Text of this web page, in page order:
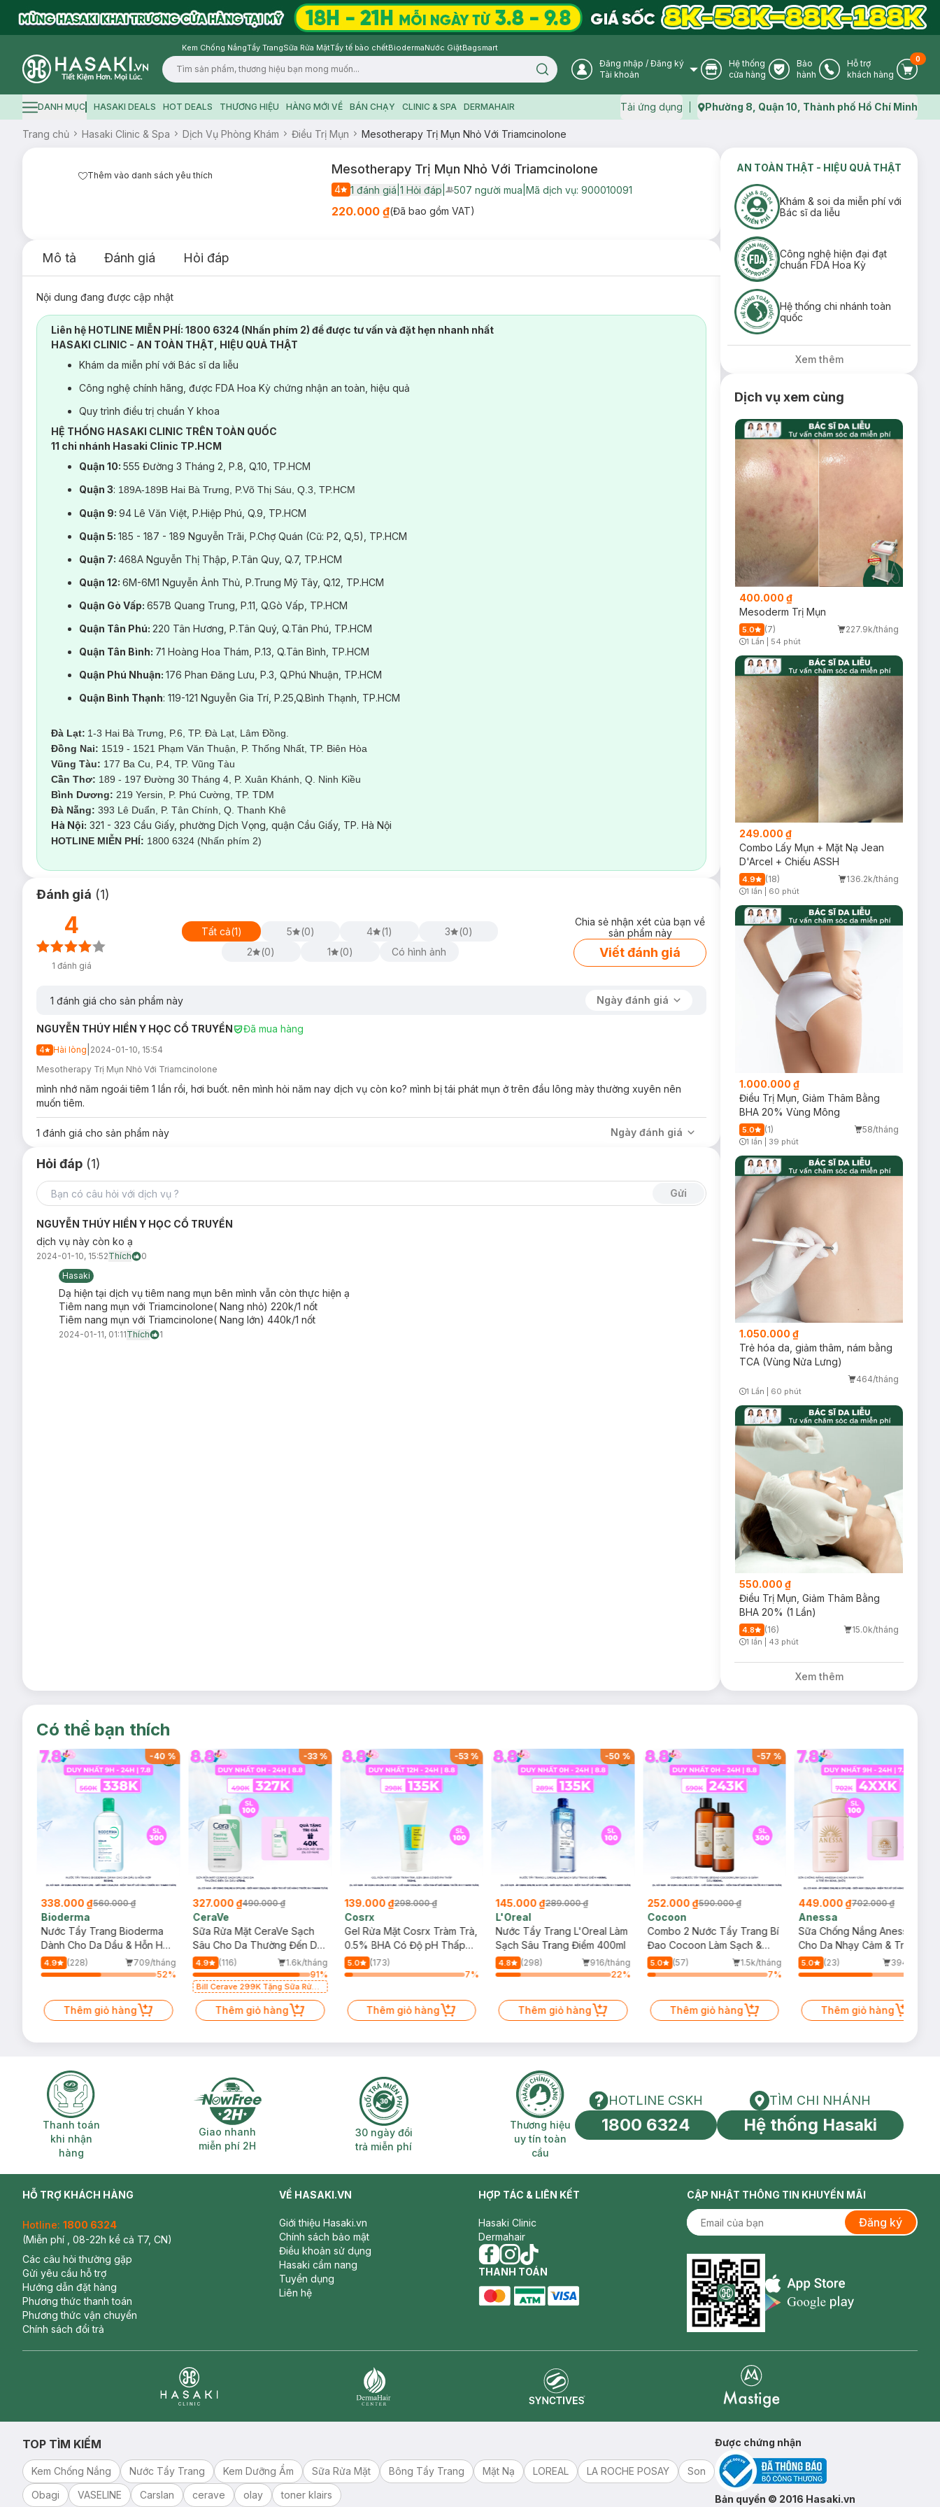
Kem Chống NắngTẩy TrangSữa Rửa MặtTẩy tế bào chếtBiodermaNước GiặtBagsmart
Logo
Search icon User Icon
Đăng nhập / Đăng ký
Tài khoản
Store Icon
Hệ thống
cửa hàng
Warranty Icon
Bảo
hành
Phone Icon
Hỗ trợ
khách hàng
Cart
0
Hamburger icon
DANH MỤC HASAKI DEALS HOT DEALS THƯƠNG HIỆU HÀNG MỚI VỀ BÁN CHẠY CLINIC & SPA DERMAHAIR Tải ứng dụng Map icon
Phường 8, Quận 10, Thành phố Hồ Chí Minh
Trang chủ Hasaki Clinic & Spa Dịch Vụ Phòng Khám Điều Trị Mụn Mesotherapy Trị Mụn Nhỏ Với Triamcinolone
Thêm vào danh sách yêu thích Mesotherapy Trị Mụn Nhỏ Với Triamcinolone
4 1 đánh giá 1 Hỏi đáp User Product Icon
507 người mua Mã dịch vụ: 900010091
220.000 ₫(Đã bao gồm VAT)
Mô tả Đánh giá Hỏi đáp
Nội dung đang được cập nhật
Liên hệ HOTLINE MIỄN PHÍ: 1800 6324 (Nhấn phím 2) để được tư vấn và đặt hẹn nhanh nhất
HASAKI CLINIC - AN TOÀN THẬT, HIỆU QUẢ THẬT
Khám da miễn phí với Bác sĩ da liễu
Công nghệ chính hãng, được FDA Hoa Kỳ chứng nhận an toàn, hiệu quả
Quy trình điều trị chuẩn Y khoa
HỆ THỐNG HASAKI CLINIC TRÊN TOÀN QUỐC
11 chi nhánh Hasaki Clinic TP.HCM
Quận 10: 555 Đường 3 Tháng 2, P.8, Q.10, TP.HCM
Quận 3: 189A-189B Hai Bà Trưng, P.Võ Thị Sáu, Q.3, TP.HCM
Quận 9: 94 Lê Văn Việt, P.Hiệp Phú, Q.9, TP.HCM
Quận 5: 185 - 187 - 189 Nguyễn Trãi, P.Chợ Quán (Cũ: P2, Q,5), TP.HCM
Quận 7: 468A Nguyễn Thị Thập, P.Tân Quy, Q.7, TP.HCM
Quận 12: 6M-6M1 Nguyễn Ảnh Thủ, P.Trung Mỹ Tây, Q.12, TP.HCM
Quận Gò Vấp: 657B Quang Trung, P.11, Q.Gò Vấp, TP.HCM
Quận Tân Phú: 220 Tân Hương, P.Tân Quý, Q.Tân Phú, TP.HCM
Quận Tân Bình: 71 Hoàng Hoa Thám, P.13, Q.Tân Bình, TP.HCM
Quận Phú Nhuận: 176 Phan Đăng Lưu, P.3, Q.Phú Nhuận, TP.HCM
Quận Bình Thạnh: 119-121 Nguyễn Gia Trí, P.25,Q.Bình Thạnh, TP.HCM
Đà Lạt: 1-3 Hai Bà Trưng, P.6, TP. Đà Lạt, Lâm Đồng.
Đồng Nai: 1519 - 1521 Phạm Văn Thuận, P. Thống Nhất, TP. Biên Hòa
Vũng Tàu: 177 Ba Cu, P.4, TP. Vũng Tàu
Cần Thơ: 189 - 197 Đường 30 Tháng 4, P. Xuân Khánh, Q. Ninh Kiều
Bình Dương: 219 Yersin, P. Phú Cường, TP. TDM
Đà Nẵng: 393 Lê Duẩn, P. Tân Chính, Q. Thanh Khê
Hà Nội: 321 - 323 Cầu Giấy, phường Dịch Vọng, quận Cầu Giấy, TP. Hà Nội
HOTLINE MIỄN PHÍ: 1800 6324 (Nhấn phím 2)
Đánh giá (1)
4
1 đánh giá
Tất cả(1) 5 (0) 4 (1) 3 (0)
2
(0) 1 (0) Có hình ảnh
Chia sẻ nhận xét của bạn về
sản phẩm này
Viết đánh giá
1 đánh giá cho sản phẩm này Ngày đánh giá
NGUYỄN THÚY HIỀN Y HỌC CỔ TRUYỀN Đã mua hàng
4 Hài lòng 2024-01-10, 15:54
Mesotherapy Trị Mụn Nhỏ Với Triamcinolone
mình nhớ năm ngoái tiêm 1 lần rồi, hơi buốt. nên mình hỏi năm nay dịch vụ còn ko? mình bị tái phát mụn ở trên đầu lông mày thường xuyên nên
muốn tiêm.
1 đánh giá cho sản phẩm này Ngày đánh giá
Hỏi đáp (1)
Gửi
NGUYỄN THÚY HIỀN Y HỌC CỔ TRUYỀN
dịch vụ này còn ko ạ
2024-01-10, 15:52Thích
0
Hasaki
Dạ hiện tại dịch vụ tiêm nang mụn bên mình vẫn còn thực hiện ạ
Tiêm nang mụn với Triamcinolone( Nang nhỏ) 220k/1 nốt
Tiêm nang mụn với Triamcinolone( Nang lớn) 440k/1 nốt
2024-01-11, 01:11Thích 1
AN TOÀN THẬT - HIỆU QUẢ THẬT
Khám & soi da miễn phí với
Bác sĩ da liễu
Công nghệ hiện đại đạt
chuẩn FDA Hoa Kỳ
Hệ thống chi nhánh toàn
quốc
Xem thêm
Dịch vụ xem cùng
400.000 ₫
Mesoderm Trị Mụn
5.0 (7) 227.9k/tháng
Timer Gray Icon
1 Lần 54 phút
249.000 ₫
Combo Lấy Mụn + Mặt Nạ Jean
D'Arcel + Chiếu ASSH
4.9 (18) 136.2k/tháng
1 lần 60 phút
1.000.000 ₫
Điều Trị Mụn, Giảm Thâm Bằng
BHA 20% Vùng Mông
5.0 (1) 58/tháng
Timer Gray Icon
1 lần 39 phút
1.050.000 ₫
Trẻ hóa da, giảm thâm, nám bằng
TCA (Vùng Nửa Lưng)
464/tháng
1 Lần 60 phút
550.000 ₫
Điều Trị Mụn, Giảm Thâm Bằng
BHA 20% (1 Lần)
4.8 (16) 15.0k/tháng
1 lần 43 phút
Xem thêm
Có thể bạn thích
-40 %
338.000 ₫560.000 ₫
Bioderma
Nước Tẩy Trang Bioderma
Dành Cho Da Dầu & Hỗn Hợp
500ml
4.9 (228)
709/tháng
52%
Thêm giỏ hàng
-33%
327.000 ₫490.000 ₫
CeraVe
Sữa Rửa Mặt CeraVe Sạch
Sâu Cho Da Thường Đến Da
Dầu 473ml
4.9 (116)
1.6k/tháng
91%
Bill Cerave 299K Tặng Sữa Rửa
Thêm giỏ hàng
-53%
139.000 ₫298.000 ₫
Cosrx
Gel Rửa Mặt Cosrx Tràm Trà,
0.5% BHA Có Độ pH Thấp
150ml
5.0
(173)
7%
Thêm giỏ hàng
-50 %
145.000 ₫289.000 ₫
L'Oreal
Nước Tẩy Trang L'Oreal Làm
Sạch Sâu Trang Điểm 400ml
4.8 (298)
916/tháng
22%
Thêm giỏ hàng
-57 %
252.000 ₫590.000 ₫
Cocoon
Combo 2 Nước Tẩy Trang Bí
Đao Cocoon Làm Sạch &
Giảm Dầu 500ml
5.0 (57)
1.5k/tháng
7%
Thêm giỏ hàng
449.000 ₫702.000 ₫
Anessa
Sữa Chống Nắng Anessa
Cho Da Nhạy Cảm & Trẻ Em
60ml (Mới)
5.0 (23)
394/tháng
Thêm giỏ hàng
Thanh toán khi nhận hàng
Thanh toán
khi nhận
hàng
Giao nhanh miễn phí 2H
Giao nhanh
miễn phí 2H
30 ngày đổi trả miễn phí
30 ngày đổi
trả miễn phí
Thương hiệu uy tín toàn cầu
Thương hiệu
uy tín toàn
cầu
HOTLINE CSKH
HOTLINE CSKH
1800 6324
Tìm chi nhánh
TÌM CHI NHÁNH
Hệ thống Hasaki
HỖ TRỢ KHÁCH HÀNG
Hotline: 1800 6324
(Miễn phí , 08-22h kể cả T7, CN)
Các câu hỏi thường gặp
Gửi yêu cầu hỗ trợ
Hướng dẫn đặt hàng
Phương thức thanh toán
Phương thức vận chuyển
Chính sách đổi trả
VỀ HASAKI.VN
Giới thiệu Hasaki.vn
Chính sách bảo mật
Điều khoản sử dụng
Hasaki cẩm nang
Tuyển dụng
Liên hệ
HỢP TÁC & LIÊN KẾT
Hasaki Clinic
Dermahair
facebook
instagram
tiktok
THANH TOÁN
CẬP NHẬT THÔNG TIN KHUYẾN MÃI
Đăng ký
Appstore icon
TOP TÌM KIẾM
Kem Chống Nắng Nước Tẩy Trang Kem Dưỡng Ẩm Sữa Rửa Mặt Bông Tẩy Trang Mặt Nạ LOREAL LA ROCHE POSAY
Son
Obagi
VASELINE Carslan cerave olay toner klairs
Được chứng nhận
Bản quyền © 2016 Hasaki.vn